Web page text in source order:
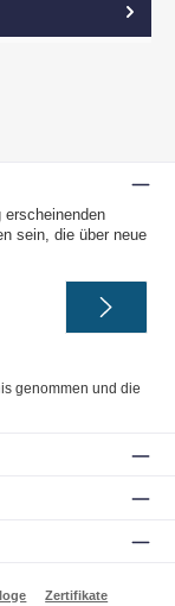
sein, die über neue
genommen und die
Zertifikate